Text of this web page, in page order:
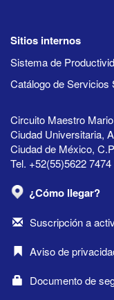
Sitios internos
Sistema de
Catálogo de
Circuito Maestro
Ciudad Universitaria,
Ciudad de México,
Tel. +52(55)5622 7474
¿Cómo llegar?
Suscripción a
Aviso de
Documento de